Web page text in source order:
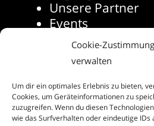
Cookie-Zustimmung
verwalten
Um dir ein optimales Erlebnis zu bieten,
Cookies, um Geräteinformationen zu
zuzugreifen. Wenn du diesen
wie das Surfverhalten oder eindeutige IDs
Unsere Partner
Events
Die Rhön-
Folgen Sie uns auf